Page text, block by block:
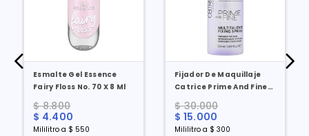
Esmalte Gel Essence
Fairy Floss No. 70 X 8 Ml
$ 8.800
$ 4.400
Mililitro a $ 550
Fijador De Maquillaje
Catrice Prime And Fine
Spray X 50 Ml
$ 30.000
$ 15.000
Mililitro a $ 300